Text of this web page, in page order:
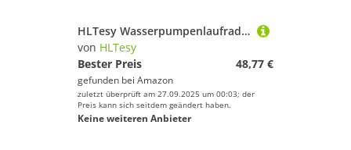
HLTesy Wasserpumpenlaufrad-Reparatursatz for 2-Takt- und 4-Takt-Außenbordmotoren mit 9,9 15 20 PS 63V-W0078-00 63V-W0078-01 63V-W0078-02
von HLTesy
Bester Preis
48,77 €
gefunden bei Amazon
zuletzt überprüft am 27.09.2025 um 00:03; der
Preis kann sich seitdem geändert haben.
Keine weiteren Anbieter